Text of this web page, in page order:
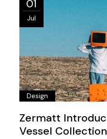
01
Jul
Design
Zermatt
Vessel Collection